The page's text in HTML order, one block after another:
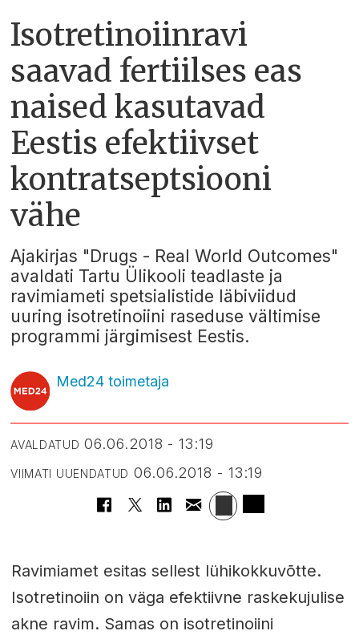
Isotretinoiinravi
saavad fertiilses eas
naised kasutavad
Eestis efektiivset
kontratseptsiooni
vähe
Ajakirjas "Drugs - Real World Outcomes"
avaldati Tartu Ülikooli teadlaste ja
ravimiameti spetsialistide läbiviidud
uuring isotretinoiini raseduse vältimise
programmi järgimisest Eestis.
Med24 toimetaja
AVALDATUD 06.06.2018 - 13:19
VIIMATI UUENDATUD 06.06.2018 - 13:19
Ravimiamet esitas sellest lühikokkuvõtte.
Isotretinoiin on väga efektiivne raskekujulise
akne ravim. Samas on isotretinoiini